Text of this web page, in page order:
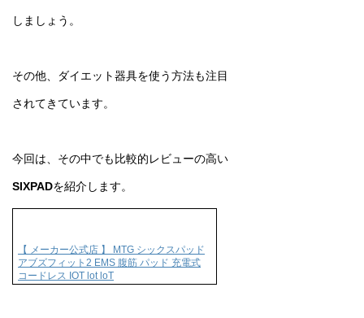
しましょう。
その他、ダイエット器具を使う方法も注目
されてきています。
今回は、その中でも比較的レビューの高い
SIXPADを紹介します。
【 メーカー公式店 】 MTG シックスパッド
アブズフィット2 EMS 腹筋 パッド 充電式
コードレス IOT lot loT